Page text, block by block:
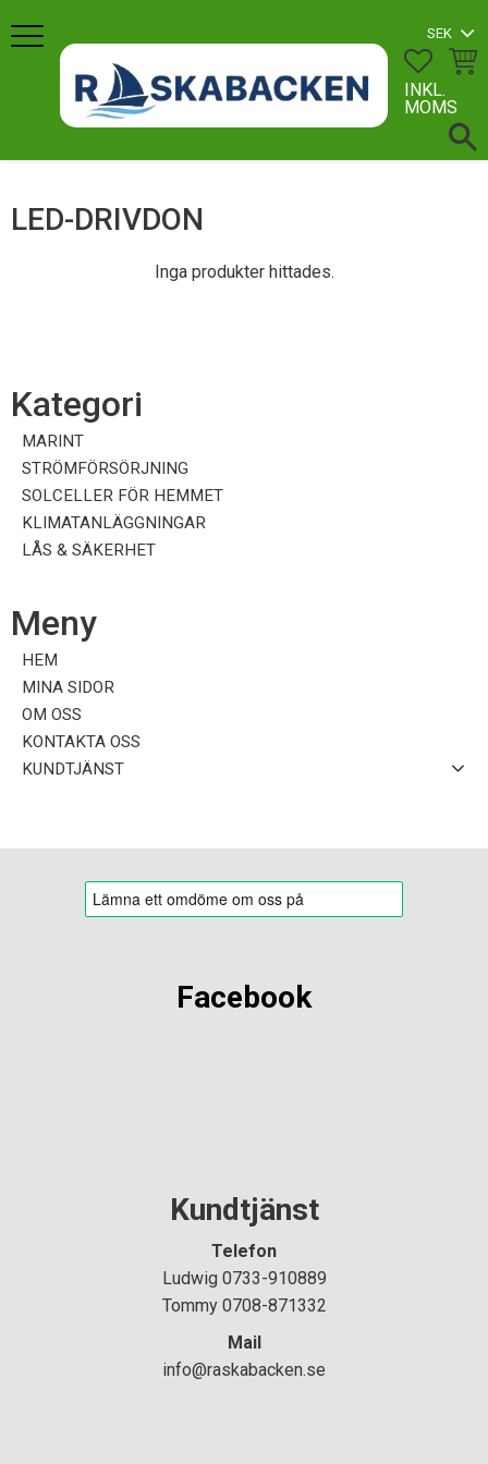
Meny
INKL.
MOMS
LED-DRIVDON
Inga produkter hittades.
Kategori
MARINT
STRÖMFÖRSÖRJNING
SOLCELLER FÖR HEMMET
KLIMATANLÄGGNINGAR
LÅS & SÄKERHET
Meny
HEM
MINA SIDOR
OM OSS
KONTAKTA OSS
KUNDTJÄNST
Facebook
Kundtjänst
Telefon
Ludwig 0733-910889
Tommy 0708-871332
Mail
info@raskabacken.se